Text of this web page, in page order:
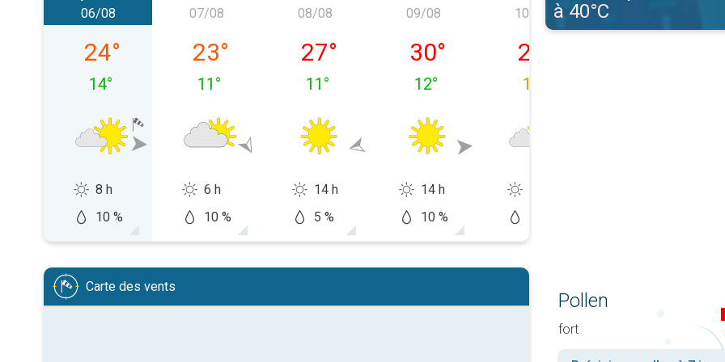
jeudi 06/08
06/08
24°
14°
8 h
10 %
vendredi 07/08
07/08
23°
11 °
6 h
10 %
samedi 08/08
08/08
27°
11 °
14 h
5 %
dimanche 09/08
09/08
30°
12°
14 h
10 %
lundi 10/08
10/08
26
16
à 40°C
Carte des vents
Pollen
fort